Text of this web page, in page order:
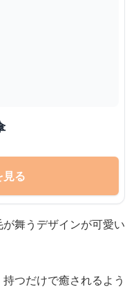
見る
舞うデザインが可愛い
つだけで癒されるよう